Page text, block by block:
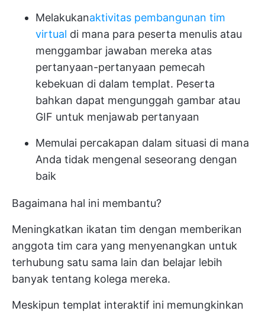
Melakukanaktivitas pembangunan tim
virtual di mana para peserta menulis atau
menggambar jawaban mereka atas
pertanyaan-pertanyaan pemecah
kebekuan di dalam templat. Peserta
bahkan dapat mengunggah gambar atau
GIF untuk menjawab pertanyaan
Memulai percakapan dalam situasi di mana
Anda tidak mengenal seseorang dengan
baik
Bagaimana hal ini membantu?
Meningkatkan ikatan tim dengan memberikan
anggota tim cara yang menyenangkan untuk
terhubung satu sama lain dan belajar lebih
banyak tentang kolega mereka.
Meskipun templat interaktif ini memungkinkan